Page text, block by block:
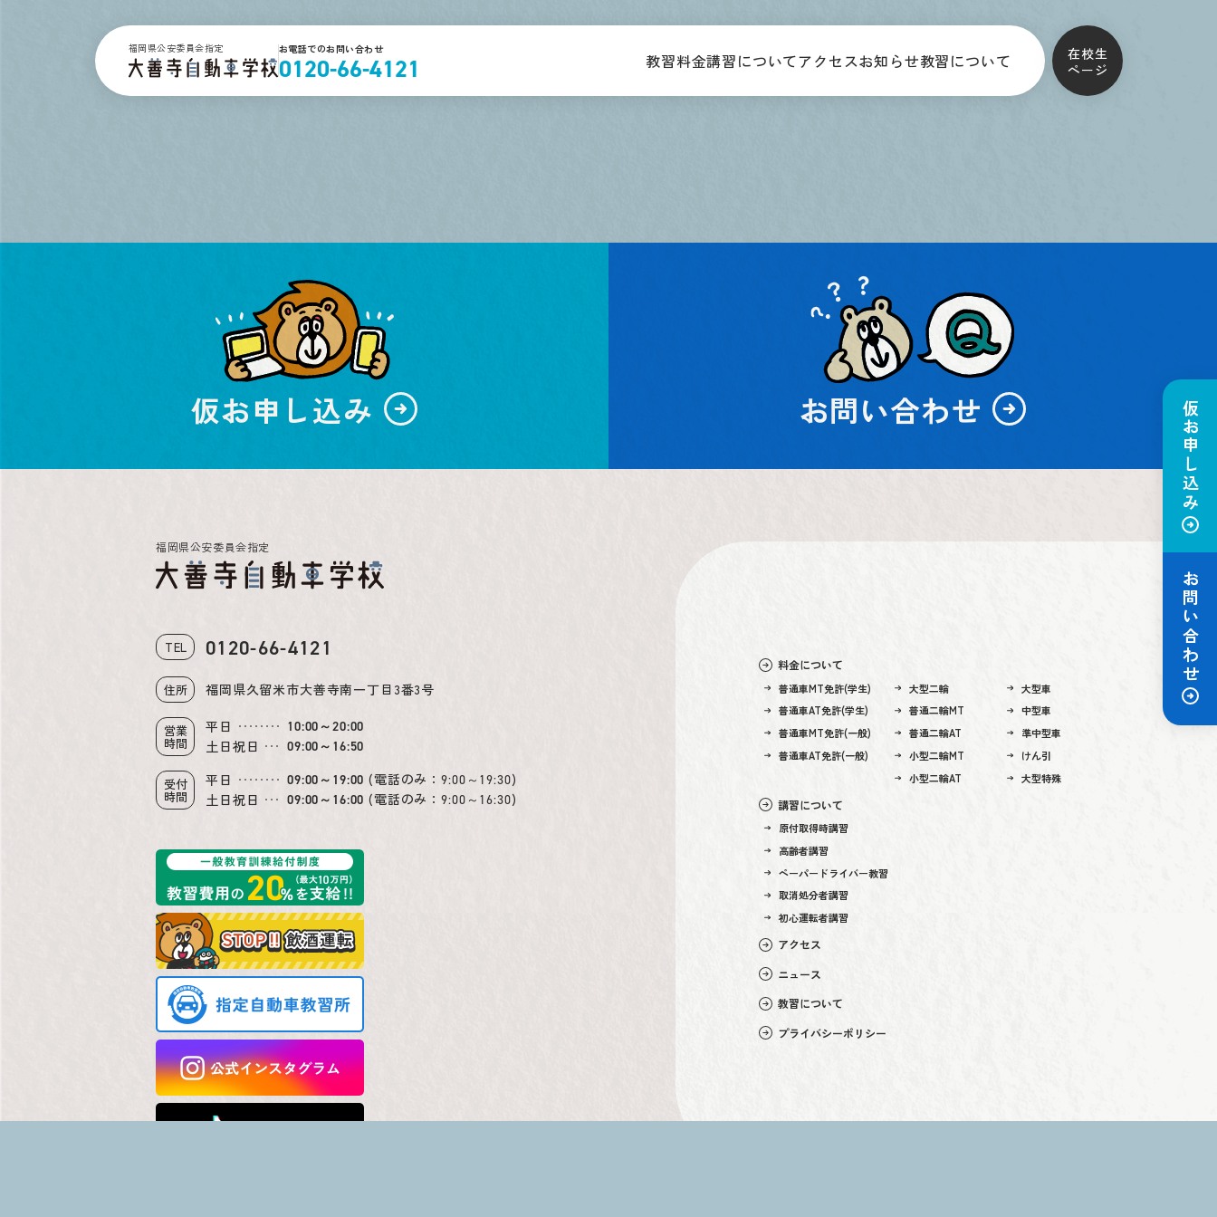
福岡県公安委員会指定 お電話でのお問い合わせ
0120-66-4121 教習料金
一般 普通車MT免許
普通二輪AT
準中型車
講習について
ペーパードライバー教習
アクセスお知らせ教習について
在校生
ページ
仮お申し込み
お問い合わせ
仮お申し込み お問い合わせ
福岡県公安委員会指定
TEL 0120-66-4121
住所 福岡県久留米市大善寺南一丁目3番3号
営業
時間
平日 10:00～20:00
土日祝日 09:00～16:50
受付
時間
平日 09:00～19:00 (電話のみ：9:00～19:30)
土日祝日
09:00～16:00 (電話のみ：9:00～16:30)
料金について
普通車MT免許(学生) 大型二輪
大型車
普通車AT免許(学生)
普通二輪MT
中型車
普通車MT免許(一般)
普通二輪AT
準中型車
普通車AT免許(一般)
小型二輪MT
けん引
小型二輪AT
大型特殊
講習について
原付取得時講習
高齢者講習
ペーパードライバー教習
取消処分者講習
初心運転者講習
アクセス
ニュース
教習について
プライバシーポリシー